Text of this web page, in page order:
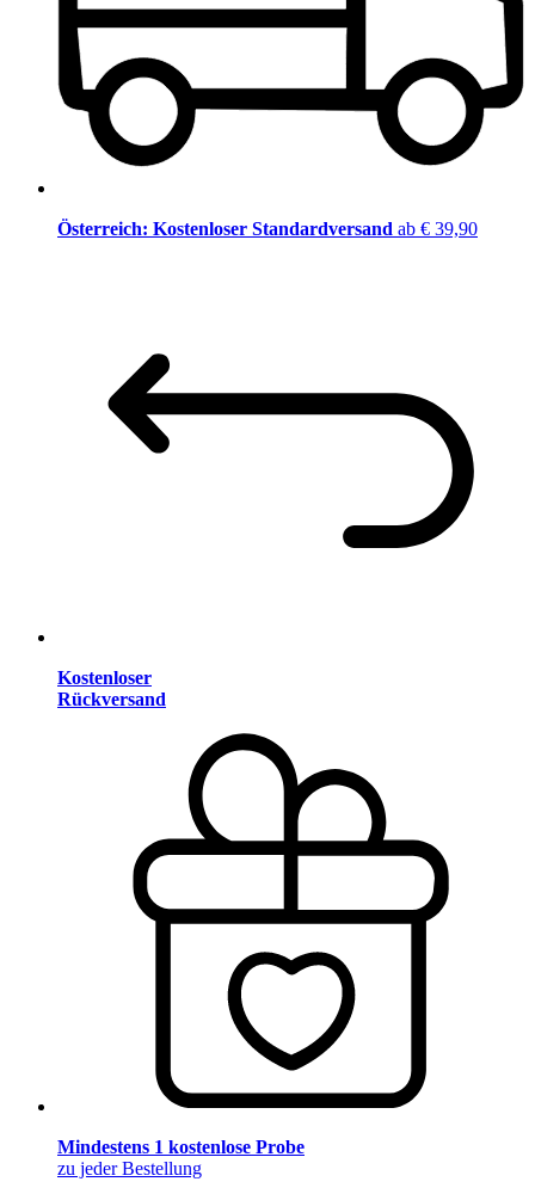
Österreich: Kostenloser Standardversand ab € 39,90
Kostenloser
Rückversand
Mindestens 1 kostenlose Probe
zu jeder Bestellung